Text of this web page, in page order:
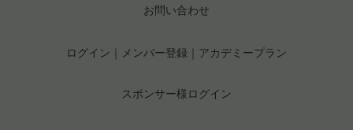
お問い合わせ
ログイン ｜ メンバー登録 ｜ アカデミープラン
スポンサー様ログイン